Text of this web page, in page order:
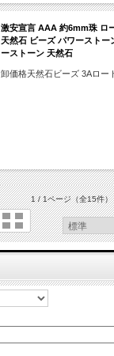
激安宣言 AAA 約6mm珠 ロ
天然石 ビーズ パワースト
ーストーン 天然石
卸価格天然石ビーズ 3Aロー
1 / 1ページ（全15件）